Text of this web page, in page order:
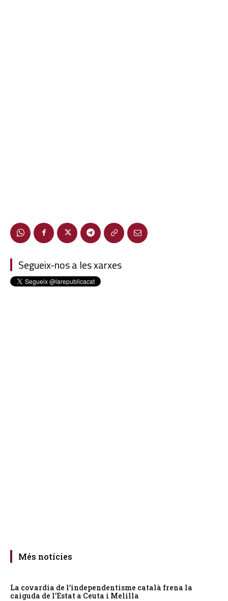
Segueix-nos a les xarxes
Més notícies
La covardia de l’independentisme català frena la
caiguda de l’Estat a Ceuta i Melilla